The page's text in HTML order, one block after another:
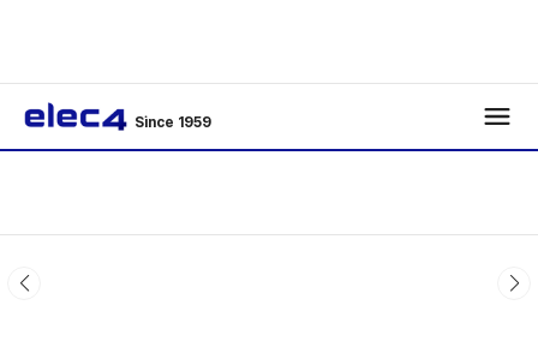
Since 1959